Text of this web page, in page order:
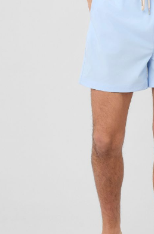
Paiement en 2X - 3X - 4X
Avec Paypal et dès 60€ avec Alma